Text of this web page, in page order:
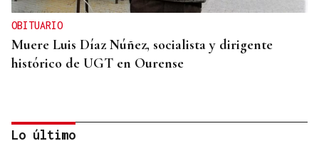
OBITUARIO
Muere Luis Díaz Núñez, socialista y dirigente
histórico de UGT en Ourense
Lo último